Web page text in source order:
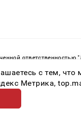
и массовыхс тем,
Метрика,